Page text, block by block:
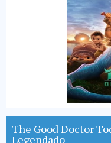
The Good Doctor
Legendado